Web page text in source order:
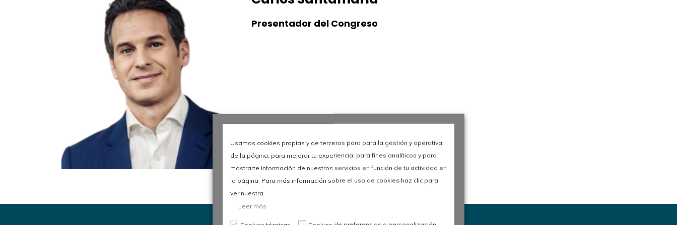
Presentador del Congreso
Usamos cookies propias y de terceros para para la gestión y operativa
de la página, para mejorar tu experiencia, para fines analíticos y para
mostrarte información de nuestros servicios en función de tu actividad en
la página. Para más información sobre el uso de cookies haz clic para
ver nuestra
Leer más